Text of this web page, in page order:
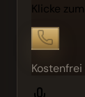
Klicke